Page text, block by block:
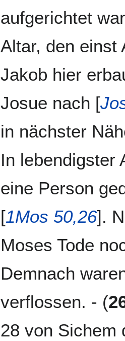
aufgerichtet
Altar, den einst
Jakob hier
Josue nach [
in nächster
In lebendigster
eine Person
[1Mos 50,26].
Moses Tode
Demnach
verflossen. - (
28 von Sichem